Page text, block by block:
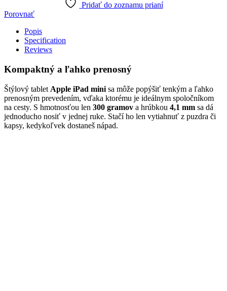
Pridať do zoznamu prianí
Porovnať
Popis
Specification
Reviews
Kompaktný a ľahko prenosný
Štýlový tablet Apple iPad mini sa môže popýšiť tenkým a ľahko
prenosným prevedením, vďaka ktorému je ideálnym spoločníkom
na cesty. S hmotnosťou len 300 gramov a hrúbkou 4,1 mm sa dá
jednoducho nosiť v jednej ruke. Stačí ho len vytiahnuť z puzdra či
kapsy, kedykoľvek dostaneš nápad.